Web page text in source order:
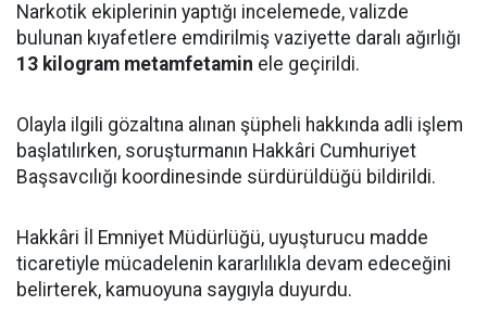
Narkotik ekiplerinin yaptığı incelemede, valizde
bulunan kıyafetlere emdirilmiş vaziyette daralı ağırlığı
13 kilogram metamfetamin ele geçirildi.
Olayla ilgili gözaltına alınan şüpheli hakkında adli işlem
başlatılırken, soruşturmanın Hakkâri Cumhuriyet
Başsavcılığı koordinesinde sürdürüldüğü bildirildi.
Hakkâri İl Emniyet Müdürlüğü, uyuşturucu madde
ticaretiyle mücadelenin kararlılıkla devam edeceğini
belirterek, kamuoyuna saygıyla duyurdu.